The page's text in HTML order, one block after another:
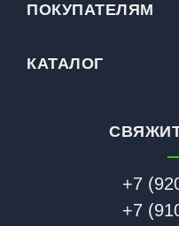
ПОКУПАТЕЛЯМ
КАТАЛОГ
+7
+7